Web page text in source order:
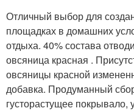
Отличный выбор для
площадках в домашних
отдыха. 40% состава
овсяница красная .
овсяницы красной
добавка. Продуманный
густорастущее